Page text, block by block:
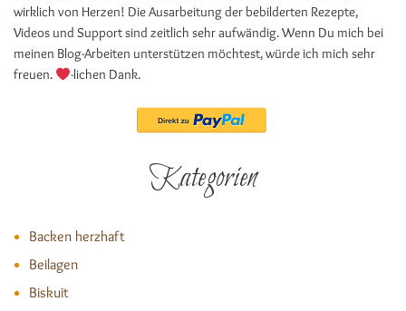
wirklich von Herzen! Die Ausarbeitung der bebilderten Rezepte,
Videos und Support sind zeitlich sehr aufwändig. Wenn Du mich bei
meinen Blog-Arbeiten unterstützen möchtest, würde ich mich sehr
freuen.
-lichen Dank.
Kategorien
Backen herzhaft
Beilagen
Biskuit